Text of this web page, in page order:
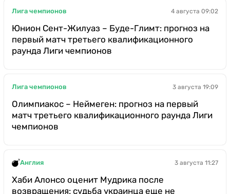
Лига чемпионов 4 августа 09:02
Юнион Сент-Жилуаз – Буде-Глимт: прогноз на
первый матч третьего квалификационного
раунда Лиги чемпионов
Лига чемпионов 3 августа 19:09
Олимпиакос – Неймеген: прогноз на первый
матч третьего квалификационного раунда Лиги
чемпионов
Англия 3 августа 11:27
Хаби Алонсо оценит Мудрика после
возвращения: судьба украинца еще не